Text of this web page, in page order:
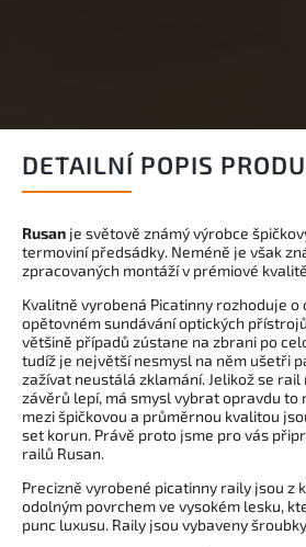
DETAILNÍ POPIS
Rusan je světově známý výrobce
termoviní předsádky. Neméně je však
zpracovaných montáží v prémiové
Kvalitně vyrobená Picatinny rozhoduje
opětovném sundávání optických
většině případů zústane na zbrani po
tudíž je největší nesmysl na něm ušetři
zažívat neustálá zklamání. Jelikož se
závěrů lepí, má smysl vybrat opravdu to
mezi špičkovou a průměrnou kvalitou
set korun. Právě proto jsme pro vás
railů Rusan.
Precizně vyrobené picatinny raily jsou z
odolným povrchem ve vysokém lesku,
punc luxusu. Raily jsou vybaveny